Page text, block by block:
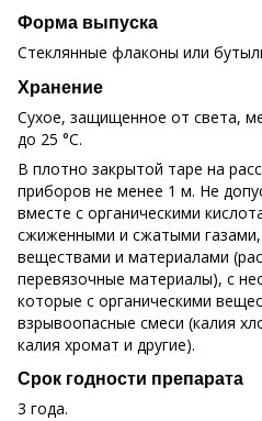
Форма выпуска
Стеклянные флаконы или
Хранение
Сухое, защищенное от света,
до 25 °C.
В плотно закрытой таре на
приборов не менее 1 м. Не
вместе с органическими
сжиженными и сжатыми
веществами и материалами
перевязочные материалы), с
которые с органическими
взрывоопасные смеси (калия
калия хромат и другие).
Срок годности препарата
3 года.